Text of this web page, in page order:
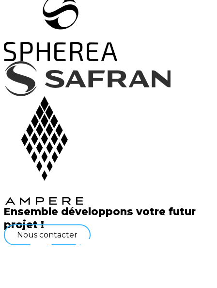
Ensemble développons votre futur
projet !
Nous contacter